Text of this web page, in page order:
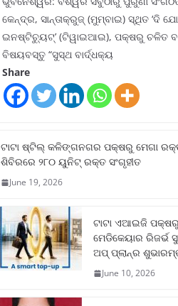
କେନ୍ଦ୍ର, ସାନ୍ତାକ୍ରୁଜ୍ (ମୁମ୍ବାଇ) ସ୍ଥିତ ‘ଦି
ଇନଷ୍ଟିଚ୍ୟୁଟ୍‌’ (ଟିୱାଇଆଇ), ପକ୍ଷରୁ ଚଳିତ
ବିଷୟବସ୍ତୁ “ସୁସ୍ଥ ବାର୍ଦ୍ଧକ୍ୟ
Share
ଟାଟା ଷ୍ଟିଲ୍‌ କଳିଙ୍ଗନଗର ପକ୍ଷରୁ ମେଗା
ଶିବିରରେ ୨୮୦ ୟୁନିଟ୍‌ ରକ୍ତ ସଂଗୃହୀତ
June 19, 2026
ଟାଟା ଏଆଇଜି ପକ୍ଷରୁ
ମେଡିକେୟାର ରିଜର୍ଭ
ଅପ୍ ପ୍ଲାନ୍‌ର
June 10, 2026